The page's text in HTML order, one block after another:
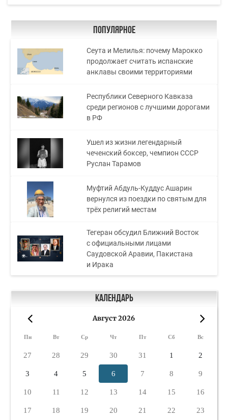
Популярное
Сеута и Мелилья: почему Марокко
продолжает считать испанские
анклавы своими территориями
Республики Северного Кавказа
среди регионов с лучшими дорогами
в РФ
Ушел из жизни легендарный
чеченский боксер, чемпион СССР
Руслан Тарамов
Муфтий Абдуль-Куддус Ашарин
вернулся из поездки по святым для
трёх религий местам
Тегеран обсудил Ближний Восток
с официальными лицами
Саудовской Аравии, Пакистана
и Ирака
Календарь
Август 2026
Пн Вт Ср Чт Пт Сб Вс
27 28 29 30 31 1 2
3 4 5 6 7 8 9
10 11 12 13 14 15 16
17 18 19 20 21 22 23